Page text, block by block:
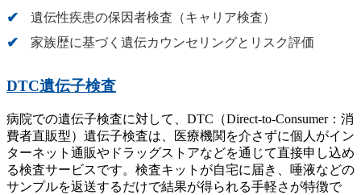
遺伝性疾患の保因者検査（キャリア検査）
家族歴に基づく遺伝カウンセリングとリスク評価
DTC遺伝子検査
病院での遺伝子検査に対して、DTC（Direct-to-Consumer：消
費者直販型）遺伝子検査は、医療機関を介さずに個人がイン
ターネット通販やドラッグストアなどを通じて直接申し込め
る検査サービスです。検査キットが自宅に届き、唾液などの
サンプルを返送するだけで結果が得られる手軽さが特徴で